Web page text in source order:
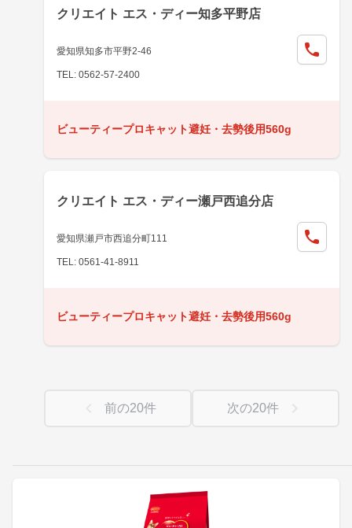
クリエイト エス・ディー知多平野店
愛知県知多市平野2-46
TEL: 0562-57-2400
ビューティープロキャット避妊・去勢後用560g
クリエイト エス・ディー瀬戸西追分店
愛知県瀬戸市西追分町111
TEL: 0561-41-8911
ビューティープロキャット避妊・去勢後用560g
前の20件 次の20件